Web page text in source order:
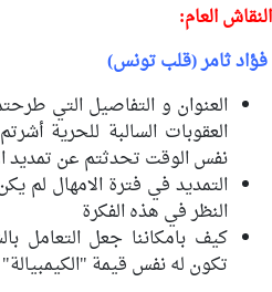
النقاش العام:
فؤاد ثامر (قلب تونس)
العنوان و التفاصيل التي
العقوبات السالبة للحرية
نفس الوقت تحدثتم عن تمديد الامهال من 3
التمديد في فترة الامهال لم
النظر في هذه الفكرة
كيف بامكاننا جعل التعامل
تكون له نفس قيمة